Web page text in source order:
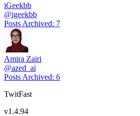
iGeekbb
@igeekbb
Posts Archived: 7
Amira Zairi
@azed_ai
Posts Archived: 6
TwitFast
v1.4.94